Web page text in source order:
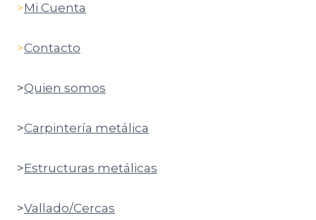
>Mi Cuenta
>Contacto
>Quien somos
>Carpintería metálica
>Estructuras metálicas
>Vallado/Cercas